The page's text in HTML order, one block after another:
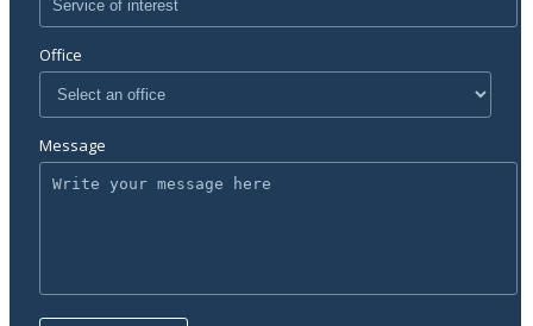
Office
Message